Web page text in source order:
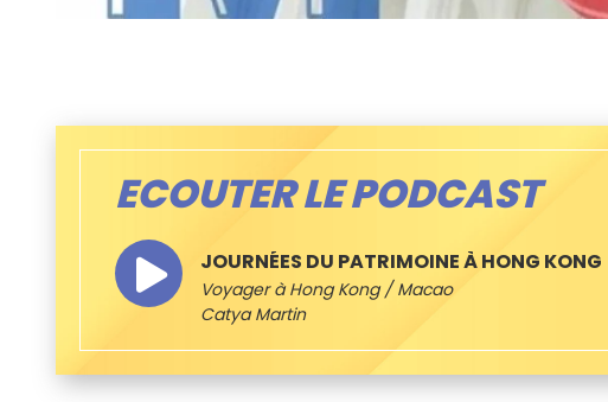
ECOUTER LE PODCAST
JOURNÉES DU PATRIMOINE À HONG KONG
Voyager à Hong Kong / Macao
Catya Martin